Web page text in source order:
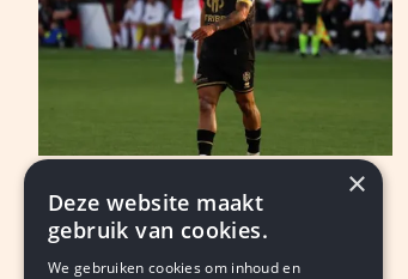
Roda: wennen, wachten,
‘geithoop’
×
Deze website maakt
gebruik van cookies.
We gebruiken cookies om inhoud en